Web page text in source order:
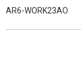
AR6-WORK23AO